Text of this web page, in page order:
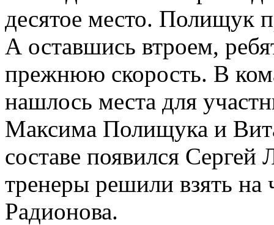
десятое место. Полищук
А оставшись втроем,
прежнюю скорость. В
нашлось места для
Максима Полищука и
составе появился Сергей
тренеры решили взять
Радионова.